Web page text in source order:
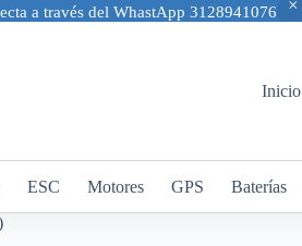
a través del WhastApp 3128941076
Inicio
ESC Motores GPS Baterías